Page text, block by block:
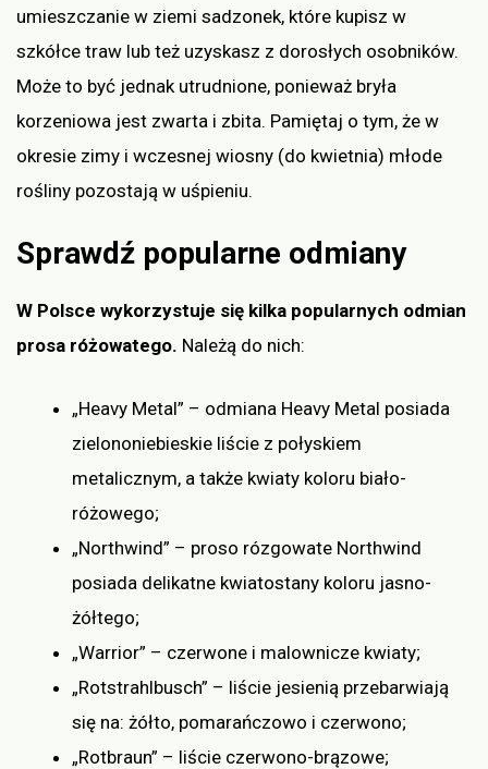
umieszczanie w ziemi sadzonek, które kupisz w
szkółce traw lub też uzyskasz z dorosłych osobników.
Może to być jednak utrudnione, ponieważ bryła
korzeniowa jest zwarta i zbita. Pamiętaj o tym, że w
okresie zimy i wczesnej wiosny (do kwietnia) młode
rośliny pozostają w uśpieniu.
Sprawdź popularne odmiany
W Polsce wykorzystuje się kilka popularnych odmian
prosa różowatego. Należą do nich:
„Heavy Metal” – odmiana Heavy Metal posiada
zielononiebieskie liście z połyskiem
metalicznym, a także kwiaty koloru biało-
różowego;
„Northwind” – proso rózgowate Northwind
posiada delikatne kwiatostany koloru jasno-
żółtego;
„Warrior” – czerwone i malownicze kwiaty;
„Rotstrahlbusch” – liście jesienią przebarwiają
się na: żółto, pomarańczowo i czerwono;
„Rotbraun” – liście czerwono-brązowe;